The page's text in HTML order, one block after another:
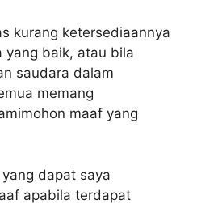
kurang ketersediaannya
yang baik, atau bila
saudara dalam
memang
maaf yang
dapat saya
apabila terdapat